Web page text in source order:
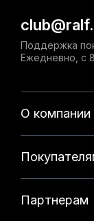
О компании
Партнерам
Поддержка
Ежедневно, с